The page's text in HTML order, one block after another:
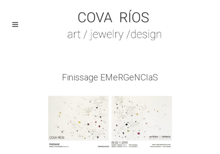
Finissage EMeRGeNCIaS